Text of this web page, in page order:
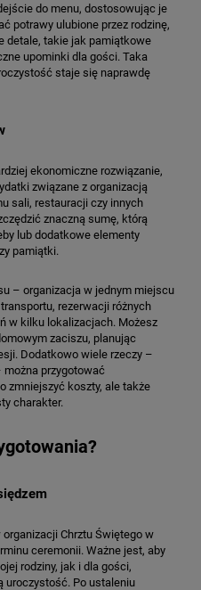
do menu, dostosowując je
potrawy ulubione przez rodzinę,
detale, takie jak pamiątkowe
upominki dla gości. Taka
staje się naprawdę
ekonomiczne rozwiązanie,
związane z organizacją
sali, restauracji czy innych
znaczną sumę, którą
lub dodatkowe elementy
pamiątki.
– organizacja w jednym miejscu
rezerwacji różnych
w kilku lokalizacjach. Możesz
zaciszu, planując
Dodatkowo wiele rzeczy –
przygotować
zmniejszyć koszty, ale także
charakter.
Chrztu Świętego w
ceremonii. Ważne jest, aby
rodziny, jak i dla gości,
uroczystość. Po ustaleniu